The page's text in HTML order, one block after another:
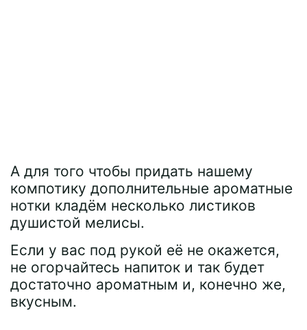
А для того чтобы придать нашему
компотику дополнительные ароматные
нотки кладём несколько листиков
душистой мелисы.
Если у вас под рукой её не окажется,
не огорчайтесь напиток и так будет
достаточно ароматным и, конечно же,
вкусным.